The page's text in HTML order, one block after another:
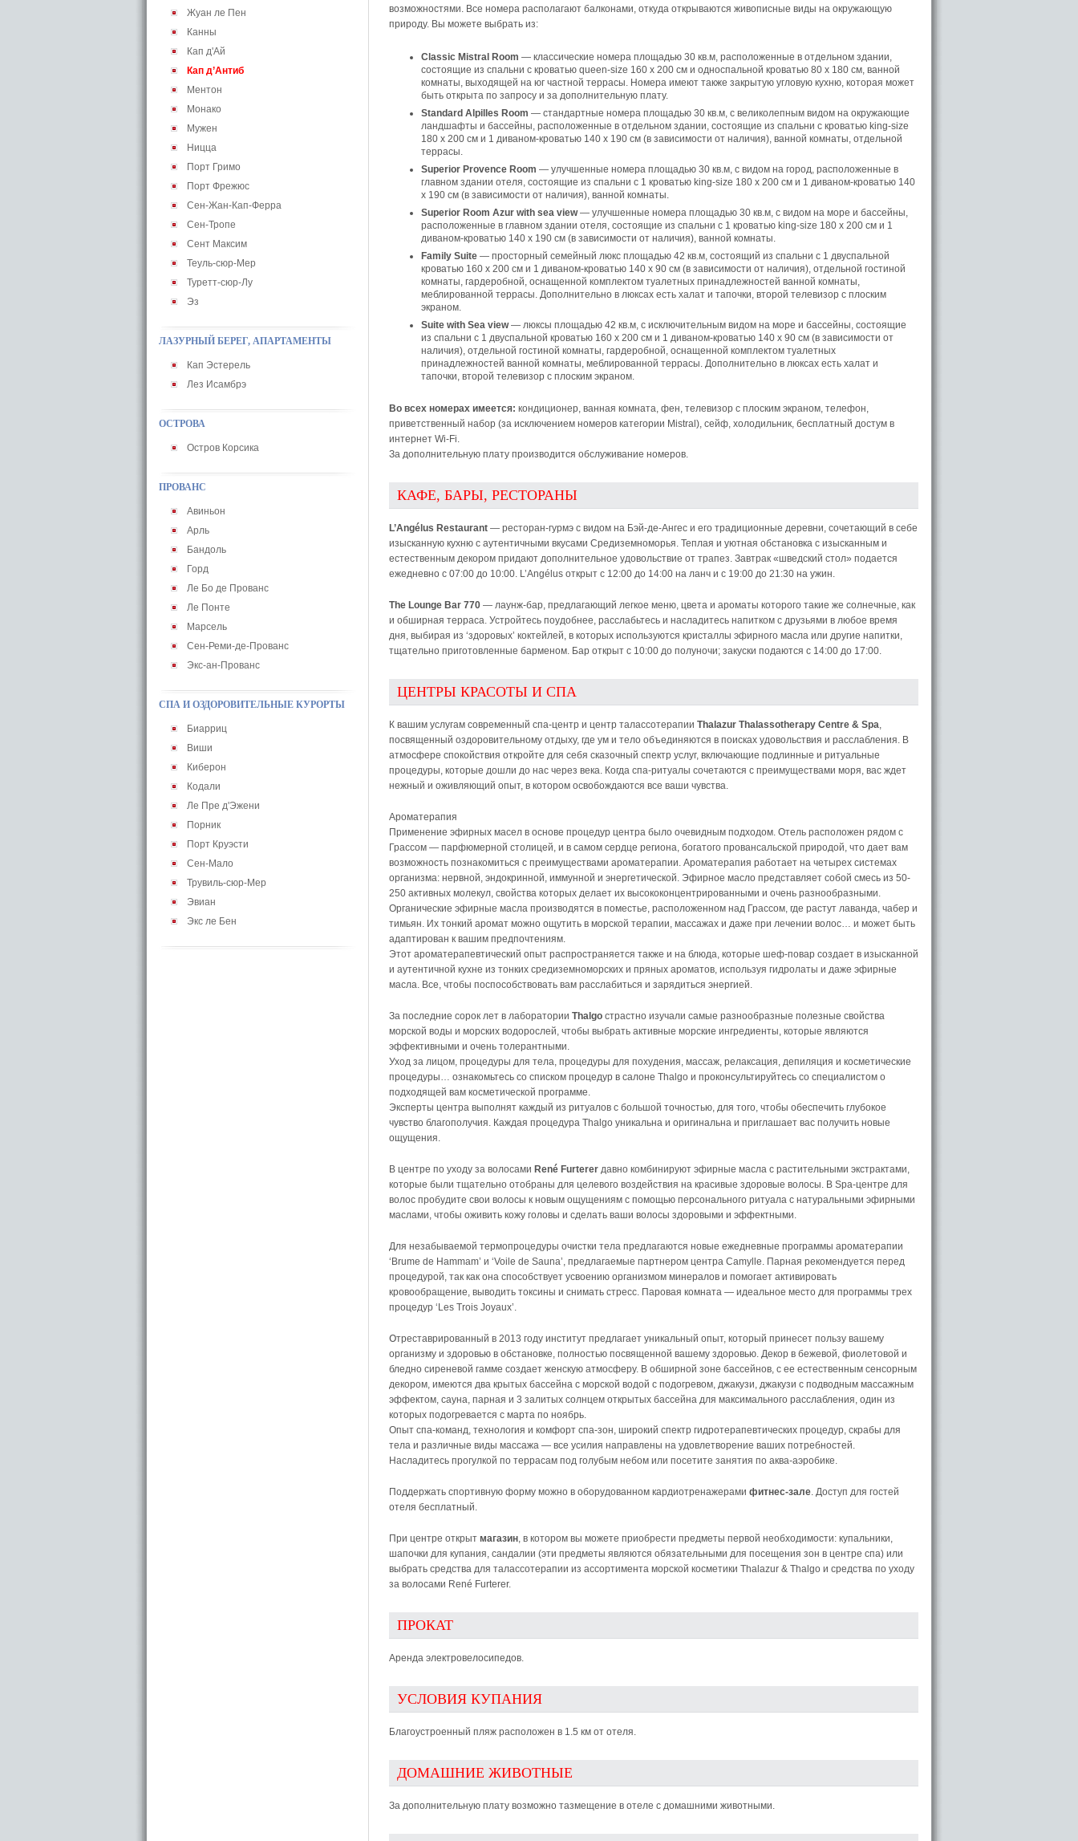
Жуан ле Пен
Канны
Кап д'Ай
Кап д’Антиб
Ментон
Монако
Мужен
Ницца
Порт Гримо
Порт Фрежюс
Сен-Жан-Кап-Ферра
Сен-Тропе
Сент Максим
Теуль-сюр-Мер
Туретт-сюр-Лу
Эз
ЛАЗУРНЫЙ БЕРЕГ, АПАРТАМЕНТЫ
Кап Эстерель
Лез Исамбрэ
ОСТРОВА
Остров Корсика
ПРОВАНС
Авиньон
Арль
Бандоль
Горд
Ле Бо де Прованс
Ле Понте
Марсель
Сен-Реми-де-Прованс
Экс-ан-Прованс
СПА И ОЗДОРОВИТЕЛЬНЫЕ КУРОРТЫ
Биарриц
Виши
Киберон
Кодали
Ле Пре д'Эжени
Порник
Порт Круэсти
Сен-Мало
Трувиль-сюр-Мер
Эвиан
Экс ле Бен
возможностями. Все номера располагают балконами, откуда открываются живописные виды на окружающую
природу. Вы можете выбрать из:
Classic Mistral Room — классические номера площадью 30 кв.м, расположенные в отдельном здании,
состоящие из спальни с кроватью queen-size 160 x 200 см и односпальной кроватью 80 x 180 см, ванной
комнаты, выходящей на юг частной террасы. Номера имеют также закрытую угловую кухню, которая может
быть открыта по запросу и за дополнительную плату.
Standard Alpilles Room — стандартные номера площадью 30 кв.м, с великолепным видом на окружающие
ландшафты и бассейны, расположенные в отдельном здании, состоящие из спальни с кроватью king-size
180 x 200 см и 1 диваном-кроватью 140 x 190 см (в зависимости от наличия), ванной комнаты, отдельной
террасы.
Superior Provence Room — улучшенные номера площадью 30 кв.м, с видом на город, расположенные в
главном здании отеля, состоящие из спальни с 1 кроватью king-size 180 x 200 см и 1 диваном-кроватью 140
x 190 см (в зависимости от наличия), ванной комнаты.
Superior Room Azur with sea view— улучшенные номера площадью 30 кв.м, с видом на море и бассейны,
расположенные в главном здании отеля, состоящие из спальни с 1 кроватью king-size 180 x 200 см и 1
диваном-кроватью 140 x 190 см (в зависимости от наличия), ванной комнаты.
Family Suite — просторный семейный люкс площадью 42 кв.м, состоящий из спальни с 1 двуспальной
кроватью 160 х 200 см и 1 диваном-кроватью 140 х 90 см (в зависимости от наличия), отдельной гостиной
комнаты, гардеробной, оснащенной комплектом туалетных принадлежностей ванной комнаты,
меблированной террасы. Дополнительно в люксах есть халат и тапочки, второй телевизор с плоским
экраном.
Suite with Sea view— люксы площадью 42 кв.м, с исключительным видом на море и бассейны, состоящие
из спальни с 1 двуспальной кроватью 160 х 200 см и 1 диваном-кроватью 140 х 90 см (в зависимости от
наличия), отдельной гостиной комнаты, гардеробной, оснащенной комплектом туалетных
принадлежностей ванной комнаты, меблированной террасы. Дополнительно в люксах есть халат и
тапочки, второй телевизор с плоским экраном.
Во всех номерах имеется: кондиционер, ванная комната, фен, телевизор с плоским экраном, телефон,
приветственный набор (за исключением номеров категории Mistral), сейф, холодильник, бесплатный достум в
интернет Wi-Fi.
За дополнительную плату производится обслуживание номеров.
КАФЕ, БАРЫ, РЕСТОРАНЫ
L’Angélus Restaurant — ресторан-гурмэ с видом на Бэй-де-Ангес и его традиционные деревни, сочетающий в себе
изысканную кухню с аутентичными вкусами Средиземноморья. Теплая и уютная обстановка с изысканным и
естественным декором придают дополнительное удовольствие от трапез. Завтрак «шведский стол» подается
ежедневно с 07:00 до 10:00. L’Angélus открыт с 12:00 до 14:00 на ланч и с 19:00 до 21:30 на ужин.
The Lounge Bar 770 — лаунж-бар, предлагающий легкое меню, цвета и ароматы которого такие же солнечные, как
и обширная терраса. Устройтесь поудобнее, расслабьтесь и насладитесь напитком с друзьями в любое время
дня, выбирая из ‘здоровых’ коктейлей, в которых используются кристаллы эфирного масла или другие напитки,
тщательно приготовленные барменом. Бар открыт с 10:00 до полуночи; закуски подаются с 14:00 до 17:00.
ЦЕНТРЫ КРАСОТЫ И СПА
К вашим услугам современный спа-центр и центр талассотерапии Thalazur Thalassotherapy Centre & Spa,
посвященный оздоровительному отдыху, где ум и тело объединяются в поисках удовольствия и расслабления. В
атмосфере спокойствия откройте для себя сказочный спектр услуг, включающие подлинные и ритуальные
процедуры, которые дошли до нас через века. Когда спа-ритуалы сочетаются с преимуществами моря, вас ждет
нежный и оживляющий опыт, в котором освобождаются все ваши чувства.
Ароматерапия
Применение эфирных масел в основе процедур центра было очевидным подходом. Отель расположен рядом с
Грассом — парфюмерной столицей, и в самом сердце региона, богатого провансальской природой, что дает вам
возможность познакомиться с преимуществами ароматерапии. Ароматерапия работает на четырех системах
организма: нервной, эндокринной, иммунной и энергетической. Эфирное масло представляет собой смесь из 50-
250 активных молекул, свойства которых делает их высококонцентрированными и очень разнообразными.
Органические эфирные масла производятся в поместье, расположенном над Грассом, где растут лаванда, чабер и
тимьян. Их тонкий аромат можно ощутить в морской терапии, массажах и даже при лечении волос… и может быть
адаптирован к вашим предпочтениям.
Этот ароматерапевтический опыт распространяется также и на блюда, которые шеф-повар создает в изысканной
и аутентичной кухне из тонких средиземноморских и пряных ароматов, используя гидролаты и даже эфирные
масла. Все, чтобы поспособствовать вам расслабиться и зарядиться энергией.
За последние сорок лет в лаборатории Thalgo страстно изучали самые разнообразные полезные свойства
морской воды и морских водорослей, чтобы выбрать активные морские ингредиенты, которые являются
эффективными и очень толерантными.
Уход за лицом, процедуры для тела, процедуры для похудения, массаж, релаксация, депиляция и косметические
процедуры… ознакомьтесь со списком процедур в салоне Thalgo и проконсультируйтесь со специалистом о
подходящей вам косметической программе.
Эксперты центра выполнят каждый из ритуалов с большой точностью, для того, чтобы обеспечить глубокое
чувство благополучия. Каждая процедура Thalgo уникальна и оригинальна и приглашает вас получить новые
ощущения.
В центре по уходу за волосами René Furterer давно комбинируют эфирные масла с растительными экстрактами,
которые были тщательно отобраны для целевого воздействия на красивые здоровые волосы. В Spa-центре для
волос пробудите свои волосы к новым ощущениям с помощью персонального ритуала с натуральными эфирными
маслами, чтобы оживить кожу головы и сделать ваши волосы здоровыми и эффектными.
Для незабываемой термопроцедуры очистки тела предлагаются новые ежедневные программы ароматерапии
‘Brume de Hammam’ и ‘Voile de Sauna’, предлагаемые партнером центра Camylle. Парная рекомендуется перед
процедурой, так как она способствует усвоению организмом минералов и помогает активировать
кровообращение, выводить токсины и снимать стресс. Паровая комната — идеальное место для программы трех
процедур ‘Les Trois Joyaux’.
Օтреставрированный в 2013 году институт предлагает уникальный опыт, который принесет пользу вашему
организму и здоровью в обстановке, полностью посвященной вашему здоровью. Декор в бежевой, фиолетовой и
бледно сиреневой гамме создает женскую атмосферу. В обширной зоне бассейнов, с ее естественным сенсорным
декором, имеются два крытых бассейна с морской водой с подогревом, джакузи, джакузи с подводным массажным
эффектом, сауна, парная и 3 залитых солнцем открытых бассейна для максимального расслабления, один из
которых подогревается с марта по ноябрь.
Опыт спа-команд, технология и комфорт спа-зон, широкий спектр гидротерапевтических процедур, скрабы для
тела и различные виды массажа — все усилия направлены на удовлетворение ваших потребностей.
Насладитесь прогулкой по террасам под голубым небом или посетите занятия по аква-аэробике.
Поддержать спортивную форму можно в оборудованном кардиотренажерами фитнес-зале. Доступ для гостей
отеля бесплатный.
При центре открыт магазин, в котором вы можете приобрести предметы первой необходимости: купальники,
шапочки для купания, сандалии (эти предметы являются обязательными для посещения зон в центре спа) или
выбрать средства для талассотерапии из ассортимента морской косметики Thalazur & Thalgo и средства по уходу
за волосами René Furterer.
ПРОКАТ
Аренда электровелосипедов.
УСЛОВИЯ КУПАНИЯ
Благоустроенный пляж расположен в 1.5 км от отеля.
ДОМАШНИЕ ЖИВОТНЫЕ
За дополнительную плату возможно тазмещение в отеле с домашними животными.